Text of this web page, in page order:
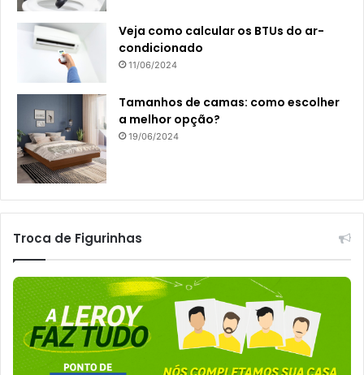
Veja como calcular os BTUs do ar-
condicionado
11/06/2024
Tamanhos de camas: como escolher
a melhor opção?
19/06/2024
Troca de Figurinhas